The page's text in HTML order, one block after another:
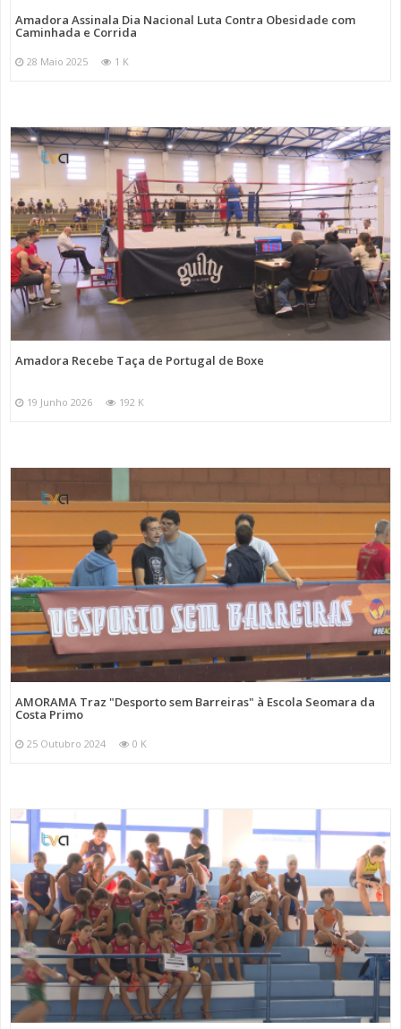
Amadora Assinala Dia Nacional Luta Contra Obesidade com
Caminhada e Corrida
28 Maio 2025 1 K
Amadora Recebe Taça de Portugal de Boxe
19 Junho 2026 192 K
AMORAMA Traz "Desporto sem Barreiras" à Escola Seomara da
Costa Primo
25 Outubro 2024 0 K